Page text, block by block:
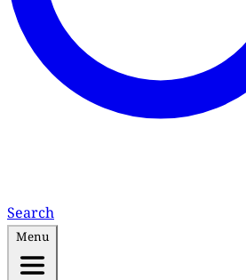
Search
Menu